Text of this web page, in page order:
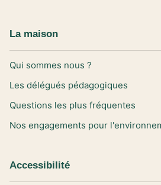
La maison
Qui sommes nous ?
Les délégués pédagogiques
Questions les plus fréquentes
Nos engagements pour
Accessibilité